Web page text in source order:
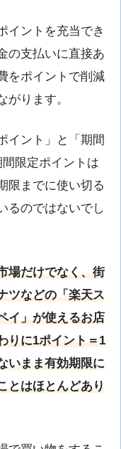
イントを充当でき
の支払いに直接あ
をポイントで削減
がります。
イント」と「期間
限定ポイントは
限までに使い切る
るのではないでし
場だけでなく、街
ツなどの「楽天ス
イ」が使えるお店
りに1ポイント＝1
いまま有効期限に
とはほとんどあり